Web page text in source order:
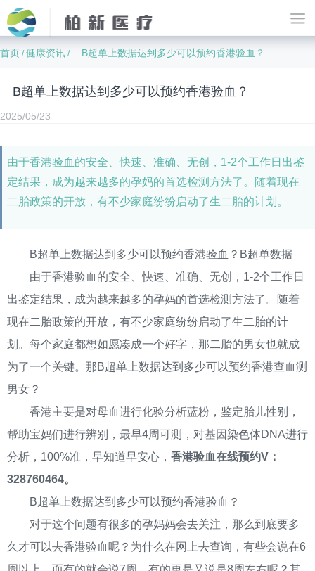
首页 /健康资讯 / B超单上数据达到多少可以预约香港验血？
B超单上数据达到多少可以预约香港验血？
2025/05/23
由于香港验血的安全、快速、准确、无创，1-2个工作日出鉴
定结果，成为越来越多的孕妈的首选检测方法了。随着现在
二胎政策的开放，有不少家庭纷纷启动了生二胎的计划。
B超单上数据达到多少可以预约香港验血？B超单数据
由于香港验血的安全、快速、准确、无创，1-2个工作日
出鉴定结果，成为越来越多的孕妈的首选检测方法了。随着
现在二胎政策的开放，有不少家庭纷纷启动了生二胎的计
划。每个家庭都想如愿凑成一个好字，那二胎的男女也就成
为了一个关键。那B超单上数据达到多少可以预约香港查血测
男女？
香港主要是对母血进行化验分析蓝粉，鉴定胎儿性别，
帮助宝妈们进行辨别，最早4周可测，对基因染色体DNA进行
分析，100%准，早知道早安心， 香港验血在线预约V：
328760464。
B超单上数据达到多少可以预约香港验血？
对于这个问题有很多的孕妈妈会去关注，那么到底要多
久才可以去香港验血呢？为什么在网上去查询，有些会说在6